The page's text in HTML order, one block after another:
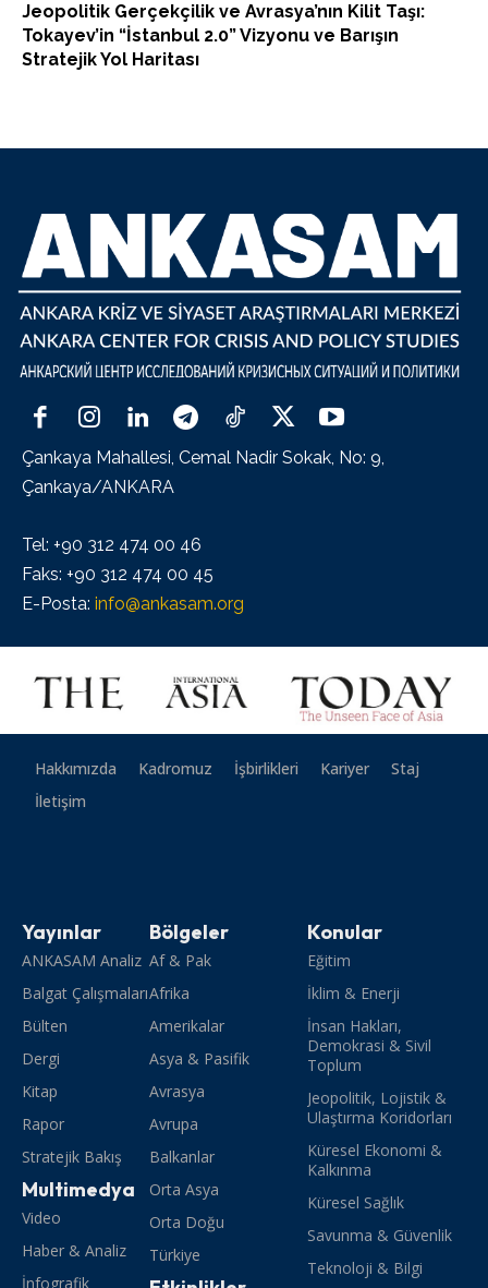
Jeopolitik Gerçekçilik ve Avrasya’nın Kilit Taşı:
Tokayev’in “İstanbul 2.0” Vizyonu ve Barışın
Stratejik Yol Haritası
Çankaya Mahallesi, Cemal Nadir Sokak, No: 9,
Çankaya/ANKARA
Tel: +90 312 474 00 46
Faks: +90 312 474 00 45
E-Posta: info@ankasam.org
Hakkımızda Kadromuz İşbirlikleri Kariyer
Staj
İletişim
Yayınlar
ANKASAM Analiz
Balgat Çalışmaları
Bülten
Dergi
Kitap
Rapor
Stratejik Bakış
Multimedya
Video
Haber & Analiz
İnfografik
Bölgeler
Af & Pak
Afrika
Amerikalar
Asya & Pasifik
Avrasya
Avrupa
Balkanlar
Orta Asya
Orta Doğu
Türkiye
Konular
Eğitim
İklim & Enerji
İnsan Hakları,
Demokrasi & Sivil
Toplum
Jeopolitik, Lojistik &
Ulaştırma Koridorları
Küresel Ekonomi &
Kalkınma
Küresel Sağlık
Savunma & Güvenlik
Teknoloji & Bilgi